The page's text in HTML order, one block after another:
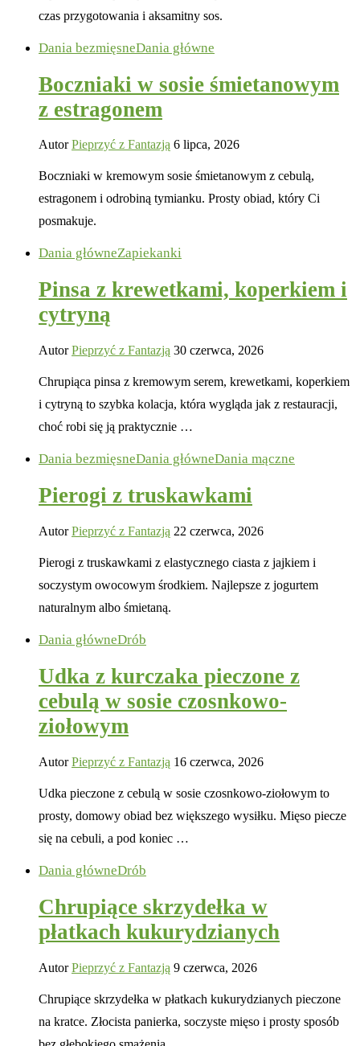
czas przygotowania i aksamitny sos.
Dania bezmięsneDania główne
Boczniaki w sosie śmietanowym
z estragonem
AutorPieprzyć z Fantazją 6 lipca, 2026
Boczniaki w kremowym sosie śmietanowym z cebulą,
estragonem i odrobiną tymianku. Prosty obiad, który Ci
posmakuje.
Dania główneZapiekanki
Pinsa z krewetkami, koperkiem i
cytryną
AutorPieprzyć z Fantazją 30 czerwca, 2026
Chrupiąca pinsa z kremowym serem, krewetkami, koperkiem
i cytryną to szybka kolacja, która wygląda jak z restauracji,
choć robi się ją praktycznie …
Dania bezmięsneDania główneDania mączne
Pierogi z truskawkami
AutorPieprzyć z Fantazją 22 czerwca, 2026
Pierogi z truskawkami z elastycznego ciasta z jajkiem i
soczystym owocowym środkiem. Najlepsze z jogurtem
naturalnym albo śmietaną.
Dania główneDrób
Udka z kurczaka pieczone z
cebulą w sosie czosnkowo-
ziołowym
AutorPieprzyć z Fantazją 16 czerwca, 2026
Udka pieczone z cebulą w sosie czosnkowo-ziołowym to
prosty, domowy obiad bez większego wysiłku. Mięso piecze
się na cebuli, a pod koniec …
Dania główneDrób
Chrupiące skrzydełka w
płatkach kukurydzianych
AutorPieprzyć z Fantazją 9 czerwca, 2026
Chrupiące skrzydełka w płatkach kukurydzianych pieczone
na kratce. Złocista panierka, soczyste mięso i prosty sposób